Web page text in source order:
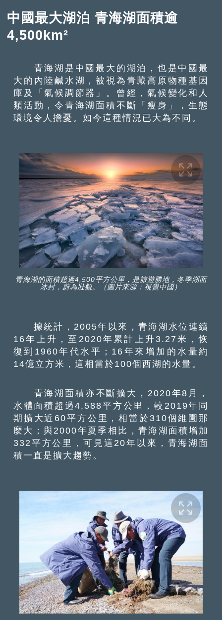
中國最大湖泊 青海湖面積逾
4,500km²
青海湖是中國最大的湖泊，也是中國最
大的內陸鹹水湖，被視為青藏高原物種基因
庫及「氣候調節器」。曾經，氣候變化和人
類活動，令青海湖面積不斷「瘦身」，生態
環境令人擔憂。如今這種情況已大為不同。
青海湖的面積超過4,500平方公里，是旅遊勝地，冬季湖面
冰封，蔚為壯觀。（圖片來源：視覺中國）
據統計，2005年以來，青海湖水位連續
16年上升，至2020年累計上升3.27米，恢
復到1960年代水平；16年來增加的水量約
14億立方米，這相當於100個西湖的水量。
青海湖面積亦不斷擴大，2020年8月，
水體面積超過4,588平方公里，較2019年同
期擴大近60平方公里，相當於310個維園那
麼大；與2000年夏季相比，青海湖面積增加
332平方公里，可見這20年以來，青海湖面
積一直是擴大趨勢。